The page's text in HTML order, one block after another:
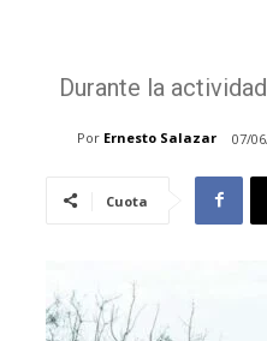
Durante la
Por Ernesto Salazar 07/
Cuota